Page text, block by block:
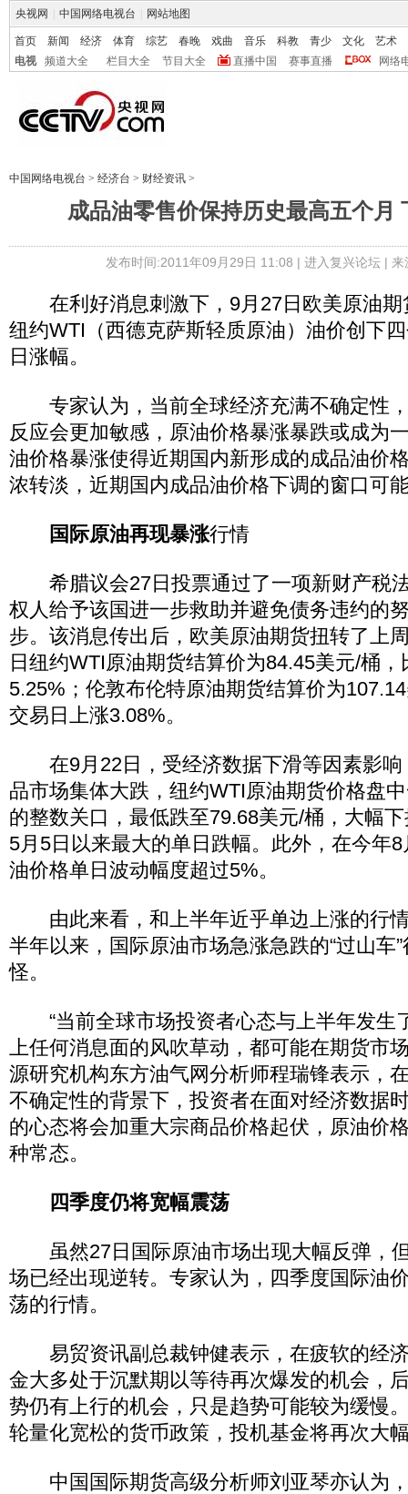
央视网 中国网络电视台 网站地图
首页 新闻 经济 体育 综艺 春晚 戏曲 音乐 科教 青少 文化
艺术
电视
频道大全 栏目大全 节目大全 直播中国 赛事直播 网络
中国网络电视台 > 经济台 > 财经资讯 >
成品油零售价保持历史最高五个月
发布时间:2011年09月29日 11:08 | 进入复兴论坛| 来
在利好消息刺激下，9月27日欧美原油期
纽约WTI（西德克萨斯轻质原油）油价创下
日涨幅。
专家认为，当前全球经济充满不确定性
反应会更加敏感，原油价格暴涨暴跌或成为
油价格暴涨使得近期国内新形成的成品油价
浓转淡，近期国内成品油价格下调的窗口可
国际原油再现暴涨行情
希腊议会27日投票通过了一项新财产税
权人给予该国进一步救助并避免债务违约的
步。该消息传出后，欧美原油期货扭转了上
日纽约WTI原油期货结算价为84.45美元/桶
5.25%；伦敦布伦特原油期货结算价为
交易日上涨3.08%。
在9月22日，受经济数据下滑等因素影响
品市场集体大跌，纽约WTI原油期货价格盘
的整数关口，最低跌至79.68美元/桶，大幅
5月5日以来最大的单日跌幅。此外，在今年
油价格单日波动幅度超过5%。
由此来看，和上半年近乎单边上涨的行
半年以来，国际原油市场急涨急跌的“过山车
怪。
“当前全球市场投资者心态与上半年发生
上任何消息面的风吹草动，都可能在期货市
源研究机构东方油气网分析师程瑞锋表示，
不确定性的背景下，投资者在面对经济数据
的心态将会加重大宗商品价格起伏，原油价
种常态。
四季度仍将宽幅震荡
虽然27日国际原油市场出现大幅反弹，
场已经出现逆转。专家认为，四季度国际油
荡的行情。
易贸资讯副总裁钟健表示，在疲软的经
金大多处于沉默期以等待再次爆发的机会，
势仍有上行的机会，只是趋势可能较为缓慢
轮量化宽松的货币政策，投机基金将再次大
中国国际期货高级分析师刘亚琴亦认为